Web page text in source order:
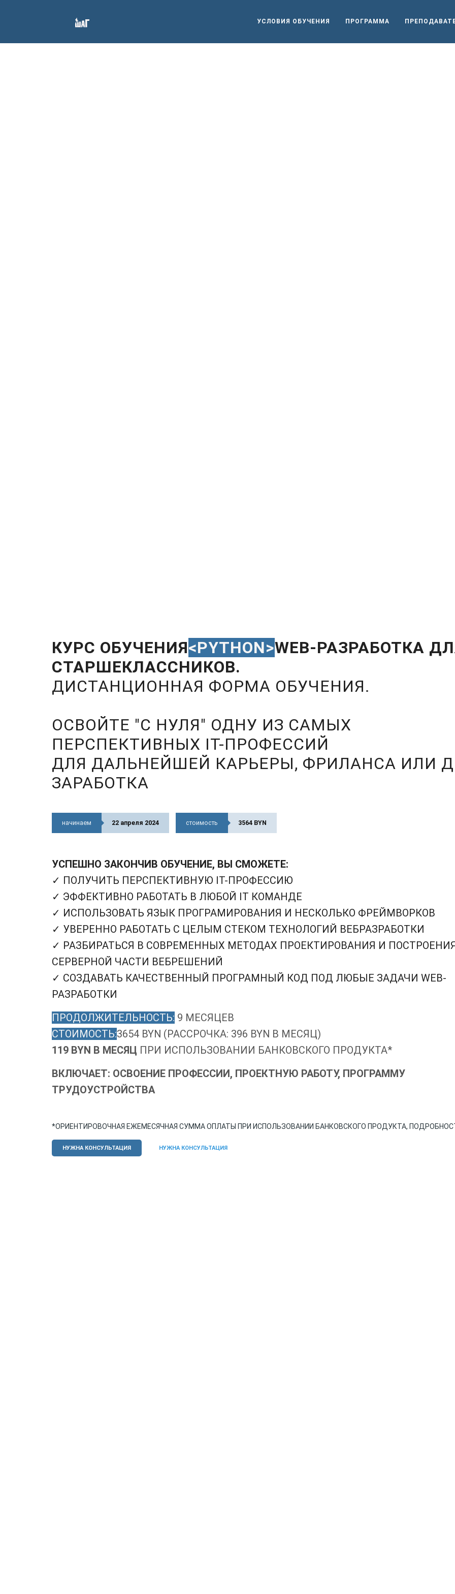
УСЛОВИЯ ОБУЧЕНИЯ ПРОГРАММА
КУРС ОБУЧЕНИЯ<PYTHON>WEB-РАЗРАБОТКА
СТАРШЕКЛАССНИКОВ.
ДИСТАНЦИОННАЯ ФОРМА ОБУЧЕНИЯ.
ОСВОЙТЕ "С НУЛЯ" ОДНУ ИЗ САМЫХ
ПЕРСПЕКТИВНЫХ IT-ПРОФЕССИЙ
ДЛЯ ДАЛЬНЕЙШЕЙ КАРЬЕРЫ, ФРИЛАНСА ИЛИ
ЗАРАБОТКА
начинаем 22 апреля 2024 стоимость 3564 BYN
УСПЕШНО ЗАКОНЧИВ ОБУЧЕНИЕ, ВЫ СМОЖЕТЕ:
✓ ПОЛУЧИТЬ ПЕРСПЕКТИВНУЮ IT-ПРОФЕССИЮ
✓ ЭФФЕКТИВНО РАБОТАТЬ В ЛЮБОЙ IT КОМАНДЕ
✓ ИСПОЛЬЗОВАТЬ ЯЗЫК ПРОГРАМИРОВАНИЯ И НЕСКОЛЬКО ФРЕЙМВОРКОВ
✓ УВЕРЕННО РАБОТАТЬ С ЦЕЛЫМ СТЕКОМ ТЕХНОЛОГИЙ ВЕБРАЗРАБОТКИ
✓ РАЗБИРАТЬСЯ В СОВРЕМЕННЫХ МЕТОДАХ ПРОЕКТИРОВАНИЯ И
СЕРВЕРНОЙ ЧАСТИ ВЕБРЕШЕНИЙ
✓ СОЗДАВАТЬ КАЧЕСТВЕННЫЙ ПРОГРАМНЫЙ КОД ПОД ЛЮБЫЕ ЗАДАЧИ WEB-
РАЗРАБОТКИ
ПРОДОЛЖИТЕЛЬНОСТЬ: 9 МЕСЯЦЕВ
СТОИМОСТЬ:3654 BYN (РАССРОЧКА: 396 BYN В МЕСЯЦ)
119 BYN В МЕСЯЦ ПРИ ИСПОЛЬЗОВАНИИ БАНКОВСКОГО ПРОДУКТА*
ВКЛЮЧАЕТ: ОСВОЕНИЕ ПРОФЕССИИ, ПРОЕКТНУЮ РАБОТУ, ПРОГРАММУ
ТРУДОУСТРОЙСТВА
*ОРИЕНТИРОВОЧНАЯ ЕЖЕМЕСЯЧНАЯ СУММА ОПЛАТЫ ПРИ ИСПОЛЬЗОВАНИИ БАНКОВСКОГО ПРОДУКТА,
НУЖНА КОНСУЛЬТАЦИЯ НУЖНА КОНСУЛЬТАЦИЯ